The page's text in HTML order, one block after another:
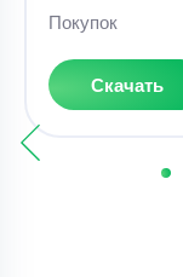
Покупок
Скачать